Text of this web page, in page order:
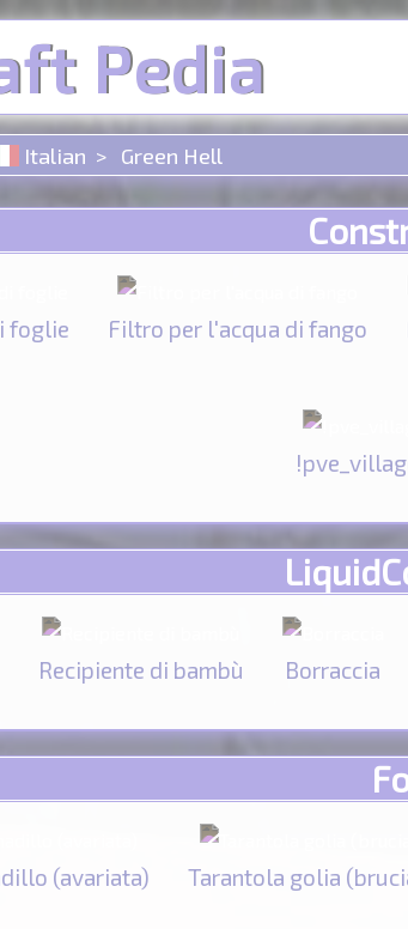
Pedia
Italian Green Hell
foglie Filtro per l'acqua di fango
Recipiente di bambù Borraccia
(avariata) Tarantola golia